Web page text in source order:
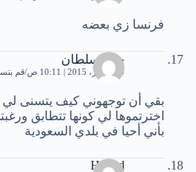
فرنسا زي بعضه
خالد سلطان
10 أكتوبر، 2015 | 10:11 ص قم
بقي أن توجهوني كيف يتسنى لي
اخترتموها لي كونها تتطابق
بأني أحيا في بلدي السعودية
Hamid